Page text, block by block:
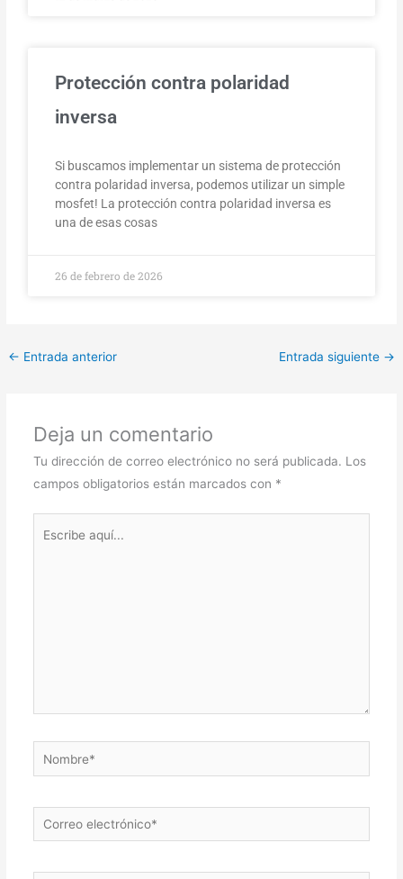
Protección contra polaridad
inversa
Si buscamos implementar un sistema de protección
contra polaridad inversa, podemos utilizar un simple
mosfet! La protección contra polaridad inversa es
una de esas cosas
26 de febrero de 2026
← Entrada anterior Entrada siguiente →
Deja un comentario
Tu dirección de correo electrónico no será publicada. Los
campos obligatorios están marcados con *
Nombre*
Correo
electrónico*